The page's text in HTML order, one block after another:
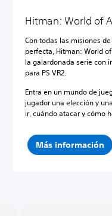
Hitman: World of
Con todas las misiones
perfecta, Hitman: World
la galardonada serie con
para PS VR2.
Entra en un mundo de
jugador una elección y
ir, cuándo atacar y cómo
Más información